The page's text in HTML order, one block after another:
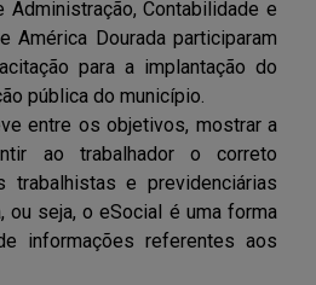
Contabilidade e
América Dourada participaram
para a implantação do
pública do município.
entre os objetivos, mostrar a
ao trabalhador o correto
trabalhistas e previdenciárias
ou seja, o eSocial é uma forma
informações referentes aos